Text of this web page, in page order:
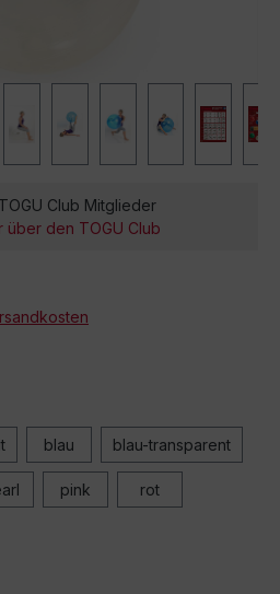
Club Mitglieder
über den TOGU Club
blau blau-transparent
pink rot